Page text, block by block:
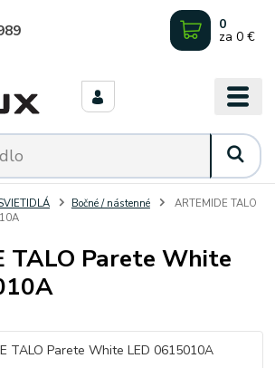
0
za 0 €
Bočné / nástenné
ARTEMIDE TALO
TALO Parete White